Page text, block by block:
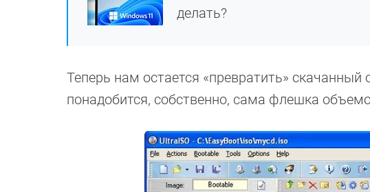
делать?
Теперь нам остается «превратить»
понадобится, собственно, сама флешка